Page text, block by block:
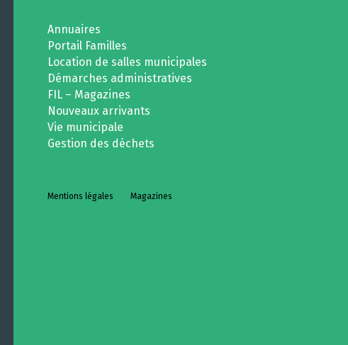
Annuaires
Portail Familles
Location de salles municipales
Démarches administratives
FIL – Magazines
Nouveaux arrivants
Vie municipale
Gestion des déchets
Mentions légales Magazines